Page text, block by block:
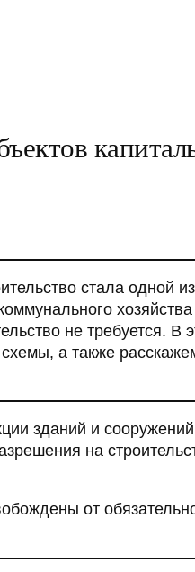
стала одной из
хозяйства
не требуется. В
а также
зданий и
на
от